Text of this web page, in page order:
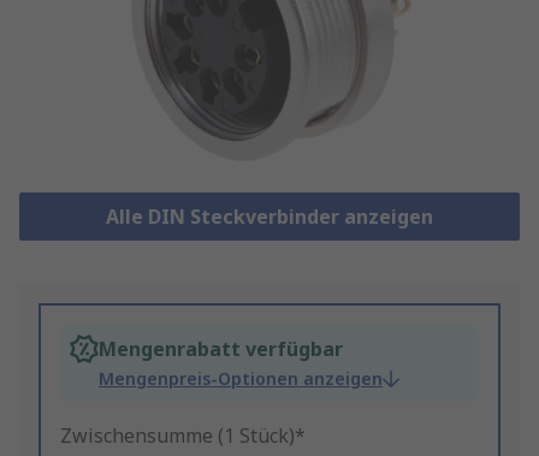
Alle DIN Steckverbinder anzeigen
Mengenrabatt verfügbar
Mengenpreis-Optionen anzeigen
Zwischensumme (1 Stück)*